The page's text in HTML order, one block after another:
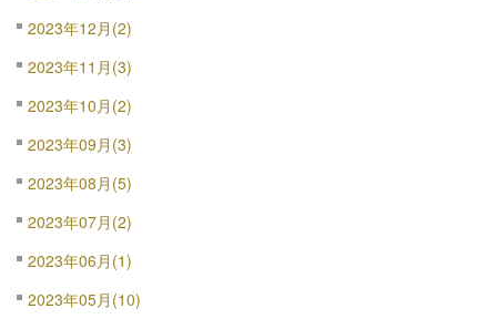
2023年12月(2)
2023年11月(3)
2023年10月(2)
2023年09月(3)
2023年08月(5)
2023年07月(2)
2023年06月(1)
2023年05月(10)